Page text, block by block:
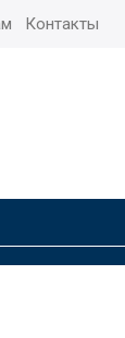
Контакты